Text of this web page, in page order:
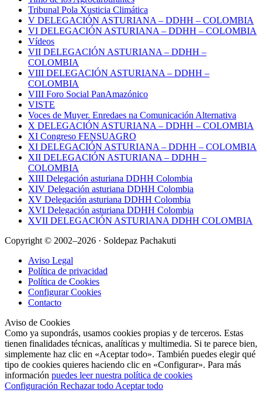
Tribunal Pola Xusticia Climática
V DELEGACIÓN ASTURIANA – DDHH – COLOMBIA
VI DELEGACIÓN ASTURIANA – DDHH – COLOMBIA
Vídeos
VII DELEGACIÓN ASTURIANA – DDHH –
COLOMBIA
VIII DELEGACIÓN ASTURIANA – DDHH –
COLOMBIA
VIII Foro Social PanAmazónico
VISTE
Voces de Muyer. Enredaes na Comunicación Alternativa
X DELEGACIÓN ASTURIANA – DDHH – COLOMBIA
XI Congreso FENSUAGRO
XI DELEGACIÓN ASTURIANA – DDHH – COLOMBIA
XII DELEGACIÓN ASTURIANA – DDHH –
COLOMBIA
XIII Delegación asturiana DDHH Colombia
XIV Delegación asturiana DDHH Colombia
XV Delegación asturiana DDHH Colombia
XVI Delegación asturiana DDHH Colombia
XVII DELEGACIÓN ASTURIANA DDHH COLOMBIA
Copyright © 2002–2026 · Soldepaz Pachakuti
Aviso Legal
Política de privacidad
Política de Cookies
Configurar Cookies
Contacto
Aviso de Cookies
Como ya supondrás, usamos cookies propias y de terceros. Estas
tienen finalidades técnicas, analíticas y multimedia. Si te parece bien,
simplemente haz clic en «Aceptar todo». También puedes elegir qué
tipo de cookies quieres haciendo clic en «Configurar». Para más
información puedes leer nuestra política de cookies
Configuración Rechazar todo Aceptar todo